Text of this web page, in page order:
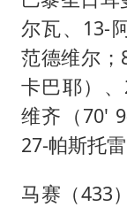
尔瓦、13-
范德维尔；
卡巴耶）
维齐（70'
27-帕斯托雷
马赛（433